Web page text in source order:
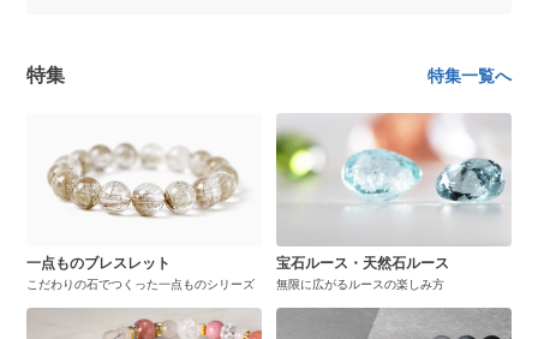
特集 特集一覧へ
一点ものブレスレット
こだわりの石でつくった一点ものシリーズ
宝石ルース・天然石ルース
無限に広がるルースの楽しみ方